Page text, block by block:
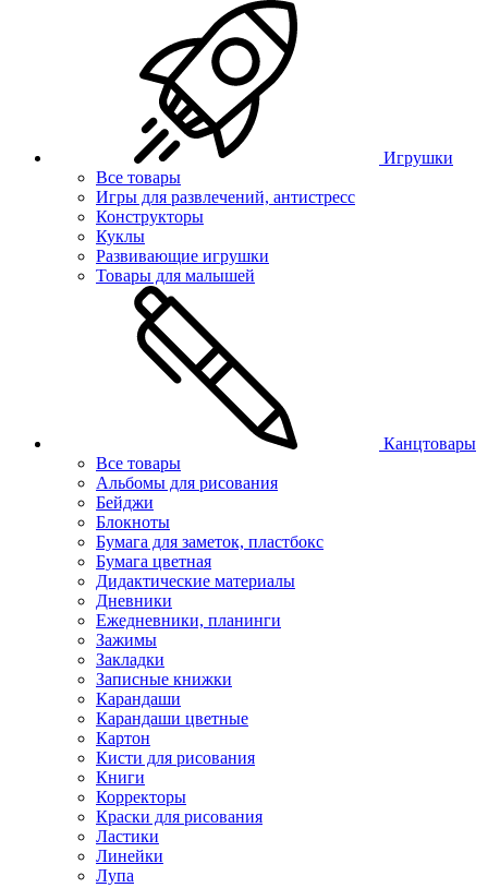
Игрушки
Все товары
Игры для развлечений, антистресс
Конструкторы
Куклы
Развивающие игрушки
Товары для малышей
Канцтовары
Все товары
Альбомы для рисования
Бейджи
Блокноты
Бумага для заметок, пластбокс
Бумага цветная
Дидактические материалы
Дневники
Ежедневники, планинги
Зажимы
Закладки
Записные книжки
Карандаши
Карандаши цветные
Картон
Кисти для рисования
Книги
Корректоры
Краски для рисования
Ластики
Линейки
Лупа